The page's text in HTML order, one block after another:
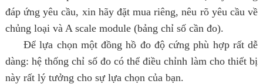
đáp ứng yêu cầu, xin hãy đặt mua riêng, nêu rõ yêu cầu về
chủng loại và A scale module (bảng chỉ số cần đo).
Để lựa chọn một đồng hồ đo độ cứng phù hợp rất dễ
dàng: hệ thống chỉ số đo có thể điều chỉnh làm cho thiết bị
này rất lý tưởng cho sự lựa chọn của bạn.